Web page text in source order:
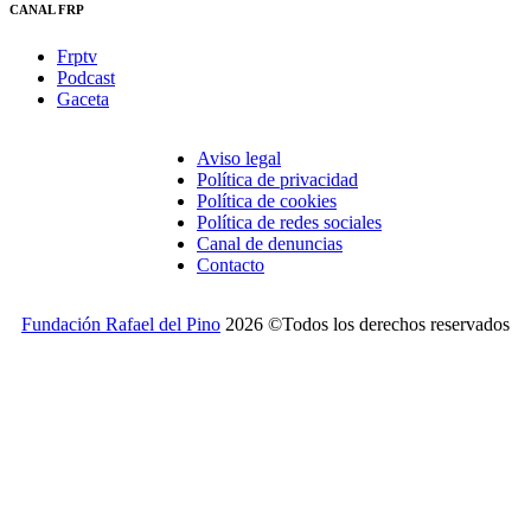
CANAL FRP
Frptv
Podcast
Gaceta
Aviso legal
Política de privacidad
Política de cookies
Política de redes sociales
Canal de denuncias
Contacto
Fundación Rafael del Pino 2026 ©Todos los derechos reservados